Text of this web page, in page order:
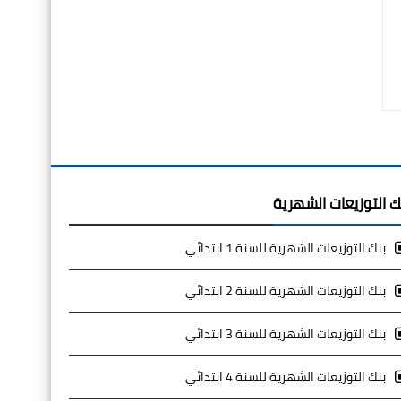
التوزيعات الشهرية
بنك التوزيعات الشهرية للسنة 1 ابتدائي
بنك التوزيعات الشهرية للسنة 2 ابتدائي
بنك التوزيعات الشهرية للسنة 3 ابتدائي
بنك التوزيعات الشهرية للسنة 4 ابتدائي